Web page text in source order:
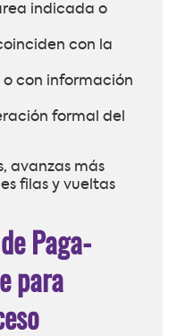
indicada o
con la
con información
formal del
avanzas más
filas y vueltas
Paga-
para